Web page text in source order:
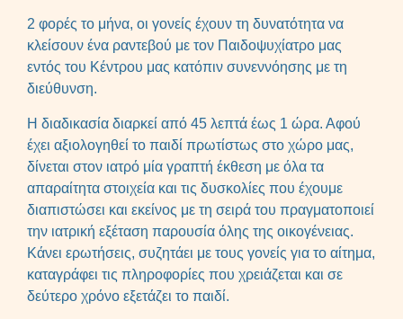
2 φορές το μήνα, οι γονείς έχουν τη δυνατότητα να
κλείσουν ένα ραντεβού με τον Παιδοψυχίατρο μας
εντός του Κέντρου μας κατόπιν συνεννόησης με τη
διεύθυνση.
Η διαδικασία διαρκεί από 45 λεπτά έως 1 ώρα. Αφού
έχει αξιολογηθεί το παιδί πρωτίστως στο χώρο μας,
δίνεται στον ιατρό μία γραπτή έκθεση με όλα τα
απαραίτητα στοιχεία και τις δυσκολίες που έχουμε
διαπιστώσει και εκείνος με τη σειρά του πραγματοποιεί
την ιατρική εξέταση παρουσία όλης της οικογένειας.
Κάνει ερωτήσεις, συζητάει με τους γονείς για το αίτημα,
καταγράφει τις πληροφορίες που χρειάζεται και σε
δεύτερο χρόνο εξετάζει το παιδί.